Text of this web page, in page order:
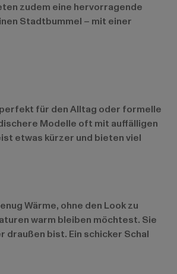
zudem eine hervorragende
Stadtbummel – mit einer
perfekt für den Alltag oder formelle
Modelle oft mit auffälligen
etwas kürzer und bieten viel
Wärme, ohne den Look zu
warm bleiben möchtest. Sie
bist. Ein schicker Schal